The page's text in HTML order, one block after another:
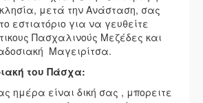
μετά την Ανάσταση, σας
εστιατόριο για να γευθείτε
Πασχαλινούς Μεζέδες και
Μαγειρίτσα.
του Πάσχα:
ημέρα είναι δική σας , μπορειτε